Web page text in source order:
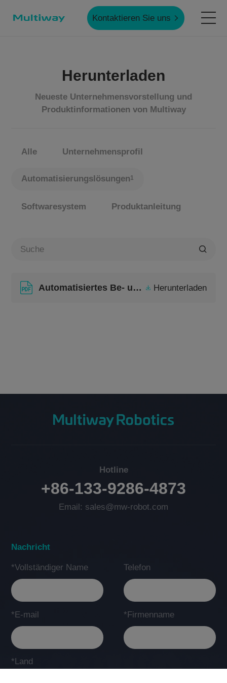
Kontaktieren Sie uns
Produkte
Service & Unterstützung
CN
Herunterladen
Neueste Unternehmensvorstellung und
Produktinformationen von Multiway
Alle Unternehmensprofil
Automatisierungslösungen1
Softwaresystem Produktanleitung
Automatisiertes Be- und Entladen Herunterladen
Hotline
+86-133-9286-4873
Email: sales@mw-robot.com
Nachricht
*Vollständiger Name Telefon
*E-mail *Firmenname
*Land